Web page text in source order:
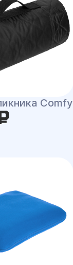
Comfy